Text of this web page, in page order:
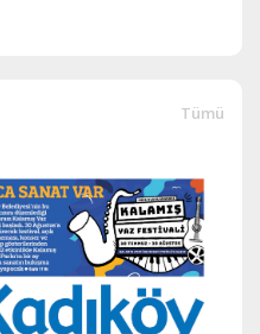
Tümü